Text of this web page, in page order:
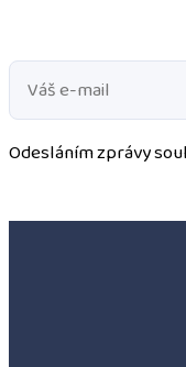
Odesláním zprávy